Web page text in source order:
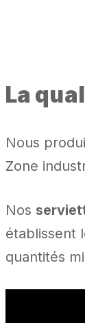
La
Nous
Zone
Nos
établissent
quantités